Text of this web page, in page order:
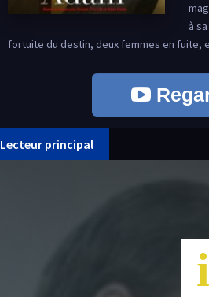
à
fortuite du destin, deux femmes en fuite,
Lecteur principal
i